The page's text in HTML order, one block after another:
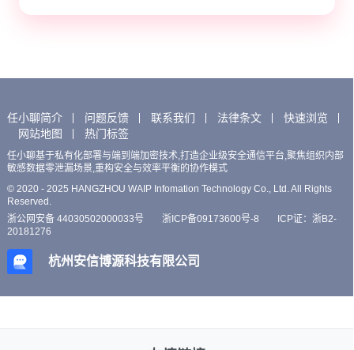
任小聊简介 问题反馈 联系我们 法律条文
快速浏览
网站地图
热门标签
任小聊基于私有化部署与端到端加密技术,打造企业级安全通信平台,聚焦组织内部
敏感数据零泄漏场景,重构安全与效率平衡的协作模式
© 2020 - 2025 HANGZHOU WAIP Infomation Technology Co., Ltd. All Rights
Reserved.
浙公网安备 44030502000033号
浙ICP备09173600号-8
ICP证：浙B2-
20181276
杭州安信博源科技有限公司